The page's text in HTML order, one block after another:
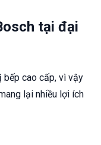
tại đại
bếp cao cấp, vì vậy
lại nhiều lợi ích